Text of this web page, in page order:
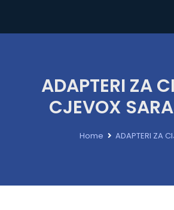
ADAPTERI ZA
CJEVOX
Home ADAPTERI ZA